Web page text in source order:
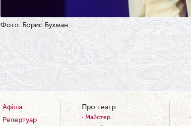
Фото: Борис Бухман.
Афіша
Репертуар
Про театр
Майстер